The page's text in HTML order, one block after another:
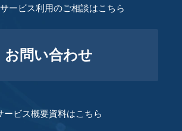
ービス利用のご相談はこちら
お問い合わせ
ービス概要資料はこちら